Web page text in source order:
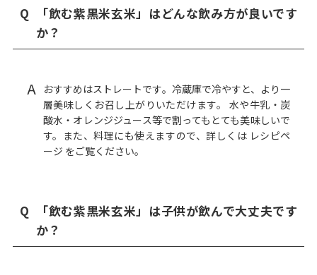
Q
「飲む紫黒米玄米」はどんな飲み方が良いです
か？
A
おすすめはストレートです。冷蔵庫で冷やすと、より一
層美味しくお召し上がりいただけます。 水や牛乳・炭
酸水・オレンジジュース等で割ってもとても美味しいで
す。また、料理にも使えますので、詳しくは レシピペ
ージ をご覧ください。
Q
「飲む紫黒米玄米」は子供が飲んで大丈夫です
か？